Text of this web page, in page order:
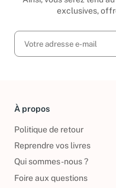
exclusives,
À propos
Politique de retour
Reprendre vos livres
Qui sommes-nous ?
Foire aux questions